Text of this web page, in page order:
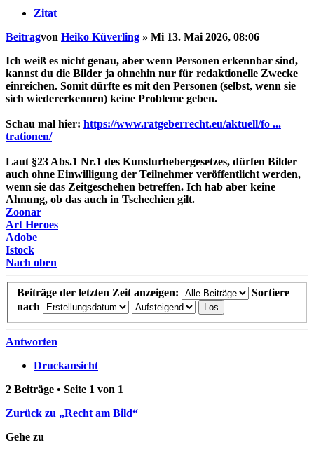
Zitat
Beitragvon Heiko Küverling » Mi 13. Mai 2026, 08:06
Ich weiß es nicht genau, aber wenn Personen erkennbar sind,
kannst du die Bilder ja ohnehin nur für redaktionelle Zwecke
einreichen. Somit dürfte es mit den Personen (selbst, wenn sie
sich wiedererkennen) keine Probleme geben.
Schau mal hier: https://www.ratgeberrecht.eu/aktuell/fo ...
trationen/
Laut §23 Abs.1 Nr.1 des Kunsturhebergesetzes, dürfen Bilder
auch ohne Einwilligung der Teilnehmer veröffentlicht werden,
wenn sie das Zeitgeschehen betreffen. Ich hab aber keine
Ahnung, ob das auch in Tschechien gilt.
Zoonar
Art Heroes
Adobe
Istock
Nach oben
Beiträge der letzten Zeit anzeigen:
Sortiere
nach
Antworten
Druckansicht
2 Beiträge • Seite 1 von 1
Zurück zu „Recht am Bild“
Gehe zu